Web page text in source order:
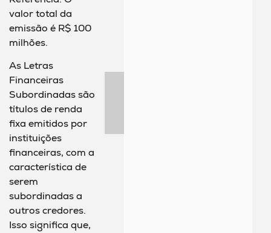
valor total da
emissão é R$ 100
milhões.
As Letras
Financeiras
Subordinadas são
títulos de renda
fixa emitidos por
instituições
financeiras, com a
característica de
serem
subordinadas a
outros credores.
Isso significa que,